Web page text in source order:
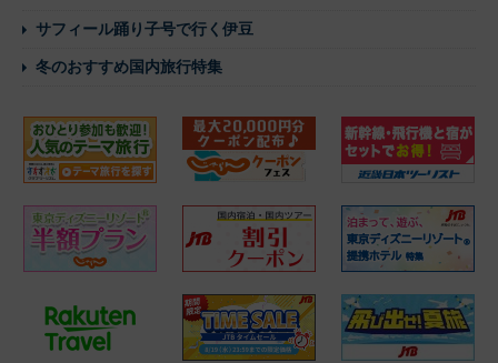
サフィール踊り子号で行く伊豆
冬のおすすめ国内旅行特集